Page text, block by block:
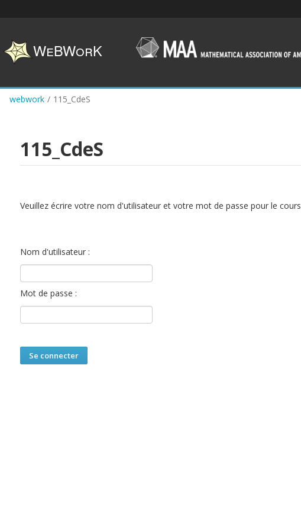
content
webwork / 115_CdeS
115_CdeS
Veuillez écrire votre nom d'utilisateur et votre mot de passe pour le cours
Nom d'utilisateur :
Mot de passe :